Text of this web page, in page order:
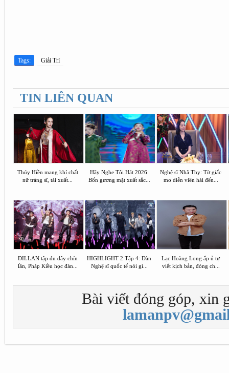
Tags: Giải Trí
TIN LIÊN QUAN
Thúy Hiền mang khí chất
nữ tráng sĩ, tái xuất...
Hãy Nghe Tôi Hát 2026:
Bốn gương mặt xuất sắc...
Nghệ sĩ Nhã Thy: Từ giấc
mơ diễn viên hài đến...
DILLAN tập đu dây chín
lần, Pháp Kiều học đàn...
HIGHLIGHT 2 Tập 4: Dàn
Nghệ sĩ quốc tế nói gì...
Lạc Hoàng Long ấp ủ tự
viết kịch bản, đóng ch...
Bài viết đóng góp, xin